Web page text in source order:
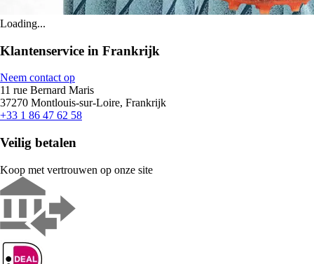
Loading...
Klantenservice in Frankrijk
Neem contact op
11 rue Bernard Maris
37270 Montlouis-sur-Loire, Frankrijk
+33 1 86 47 62 58
Veilig betalen
Koop met vertrouwen op onze site